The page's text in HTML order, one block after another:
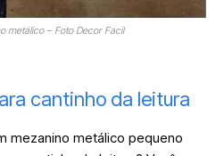
metálico – Foto Decor Facil
cantinho da leitura
mezanino metálico pequeno